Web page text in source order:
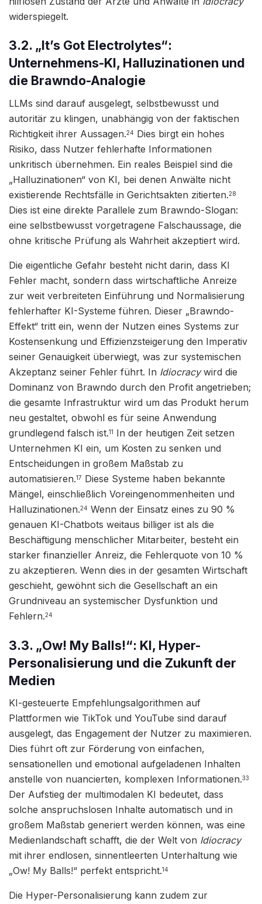
widerspiegelt.
3.2. „It’s Got Electrolytes“:
Unternehmens-KI, Halluzinationen und
die Brawndo-Analogie
LLMs sind darauf ausgelegt, selbstbewusst und
autoritär zu klingen, unabhängig von der faktischen
Richtigkeit ihrer Aussagen.24 Dies birgt ein hohes
Risiko, dass Nutzer fehlerhafte Informationen
unkritisch übernehmen. Ein reales Beispiel sind die
„Halluzinationen“ von KI, bei denen Anwälte nicht
existierende Rechtsfälle in Gerichtsakten zitierten.28
Dies ist eine direkte Parallele zum Brawndo-Slogan:
eine selbstbewusst vorgetragene Falschaussage, die
ohne kritische Prüfung als Wahrheit akzeptiert wird.
Die eigentliche Gefahr besteht nicht darin, dass KI
Fehler macht, sondern dass wirtschaftliche Anreize
zur weit verbreiteten Einführung und Normalisierung
fehlerhafter KI-Systeme führen. Dieser „Brawndo-
Effekt“ tritt ein, wenn der Nutzen eines Systems zur
Kostensenkung und Effizienzsteigerung den Imperativ
seiner Genauigkeit überwiegt, was zur systemischen
Akzeptanz seiner Fehler führt. In Idiocracywird die
Dominanz von Brawndo durch den Profit angetrieben;
die gesamte Infrastruktur wird um das Produkt herum
neu gestaltet, obwohl es für seine Anwendung
grundlegend falsch ist.11 In der heutigen Zeit setzen
Unternehmen KI ein, um Kosten zu senken und
Entscheidungen in großem Maßstab zu
automatisieren.17 Diese Systeme haben bekannte
Mängel, einschließlich Voreingenommenheiten und
Halluzinationen.24 Wenn der Einsatz eines zu 90 %
genauen KI-Chatbots weitaus billiger ist als die
Beschäftigung menschlicher Mitarbeiter, besteht ein
starker finanzieller Anreiz, die Fehlerquote von 10 %
zu akzeptieren. Wenn dies in der gesamten Wirtschaft
geschieht, gewöhnt sich die Gesellschaft an ein
Grundniveau an systemischer Dysfunktion und
Fehlern.24
3.3. „Ow! My Balls!“: KI, Hyper-
Personalisierung und die Zukunft der
Medien
KI-gesteuerte Empfehlungsalgorithmen auf
Plattformen wie TikTok und YouTube sind darauf
ausgelegt, das Engagement der Nutzer zu maximieren.
Dies führt oft zur Förderung von einfachen,
sensationellen und emotional aufgeladenen Inhalten
anstelle von nuancierten, komplexen Informationen.33
Der Aufstieg der multimodalen KI bedeutet, dass
solche anspruchslosen Inhalte automatisch und in
großem Maßstab generiert werden können, was eine
Medienlandschaft schafft, die der Welt von Idiocracy
mit ihrer endlosen, sinnentleerten Unterhaltung wie
„Ow! My Balls!“ perfekt entspricht.14
Die Hyper-Personalisierung kann zudem zur